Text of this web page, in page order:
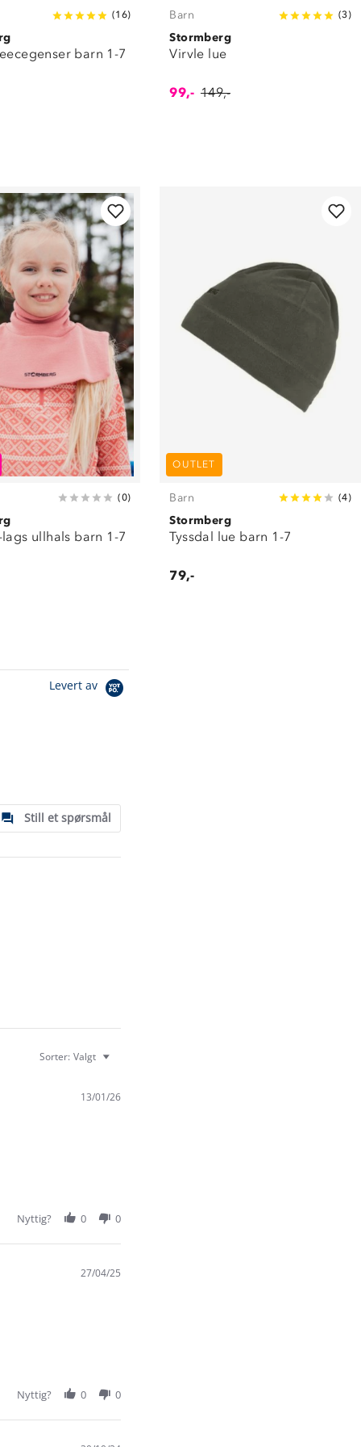
(16)
barn 1-7
Barn (3)
Stormberg
Virvle lue
99,- 149,-
(0)
ullhals barn 1-7
OUTLET
Barn (4)
Stormberg
Tyssdal lue barn 1-7
79,-
Levert av
Still et spørsmål
Sorter: Valgt
13/01/26
Nyttig? 0 0
27/04/25
Nyttig? 0 0